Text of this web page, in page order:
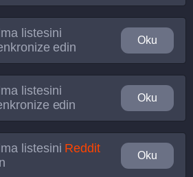
listesini
edin
Oku
listesini
edin
Oku
listesini Reddit
Oku